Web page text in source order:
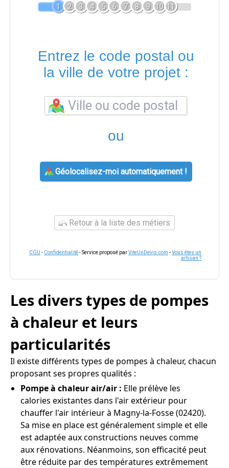
1 2 3 4 5 6 7 8 9 10 11
Entrez le code postal ou
la ville de votre projet :
ou
Géolocalisez-moi automatiquement !
Retour à la liste des métiers
CGU - Confidentialité- Service proposé parViteUnDevis.com -Vous êtes un
artisan ?
Les divers types de pompes
à chaleur et leurs
particularités
Il existe différents types de pompes à chaleur, chacun
proposant ses propres qualités :
Pompe à chaleur air/air : Elle prélève les
calories existantes dans l'air extérieur pour
chauffer l'air intérieur à Magny-la-Fosse (02420).
Sa mise en place est généralement simple et elle
est adaptée aux constructions neuves comme
aux rénovations. Néanmoins, son efficacité peut
être réduite par des températures extrêmement